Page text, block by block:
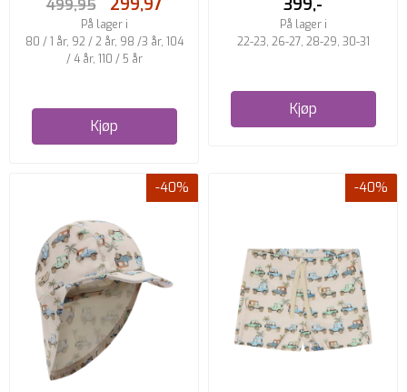
499,95
På lager i
80 / 1 år, 92 / 2 år, 98 /3 år, 104
/ 4 år, 110 / 5 år
Kjøp
På lager i
22-23, 26-27, 28-29, 30-31
Kjøp
-40% -40%